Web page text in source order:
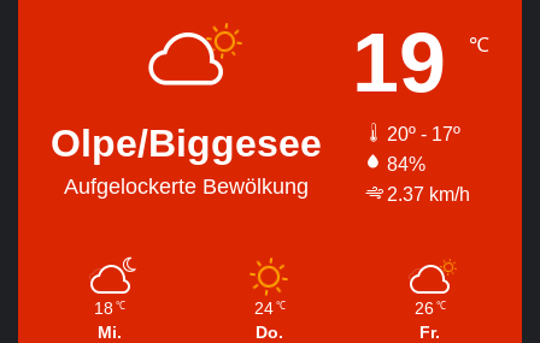
Olpe/Biggesee
Aufgelockerte Bewölkung
19 ℃
20º - 17º
84%
2.37 km/h
18 ℃
Mi.
24 ℃
Do.
26 ℃
Fr.